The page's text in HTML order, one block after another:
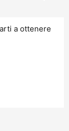
a ottenere